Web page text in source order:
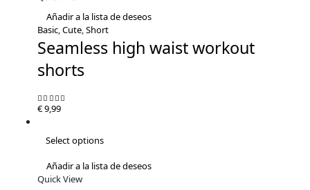
Añadir a la lista de deseos
Basic,Cute,Short
Seamless high waist workout
shorts
5.00out of 5
€9,99
Select options
Añadir a la lista de deseos
Quick View